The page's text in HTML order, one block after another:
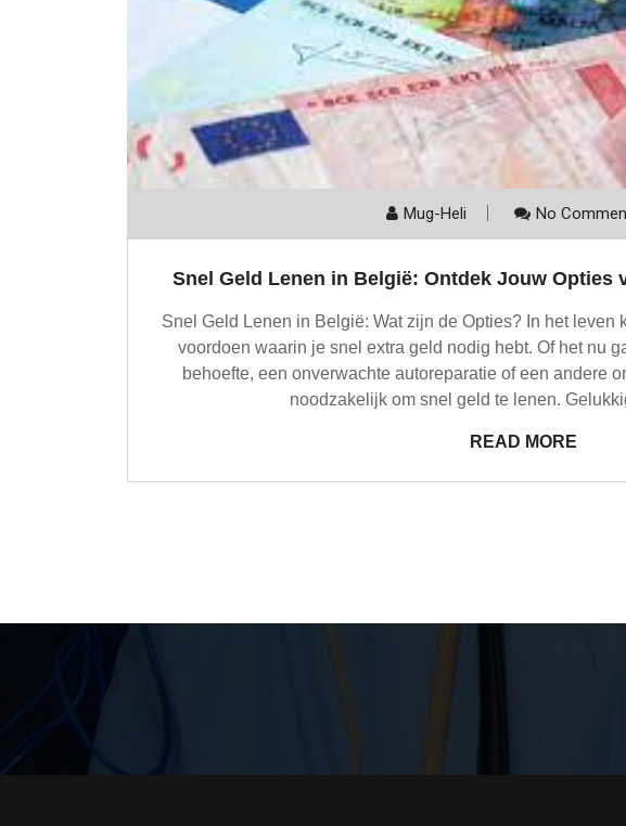
Mug-Heli No
Snel Geld Lenen in België: Ontdek Jouw Opties
Snel Geld Lenen in België: Wat zijn de Opties? In het leven
voordoen waarin je snel extra geld nodig hebt. Of het nu
behoefte, een onverwachte autoreparatie of een andere
noodzakelijk om snel geld te lenen.
READ MORE